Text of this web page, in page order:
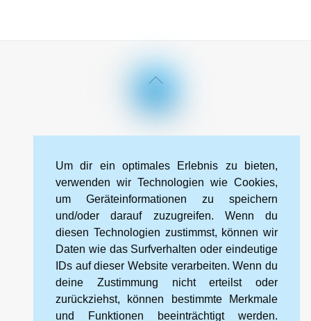
Back
Top
Cookie-Richtlinie (EU)
Kneipp-Bund Landesverband Sachsen e. V.
Wehlener Straße 46
01067 Dresden
Tel.: 0351 328 99 88 2
Mobil: 0172 566 94 16
Um dir ein optimales Erlebnis zu bieten,
verwenden wir Technologien wie Cookies,
um Geräteinformationen zu speichern
und/oder darauf zuzugreifen. Wenn du
diesen Technologien zustimmst, können wir
Daten wie das Surfverhalten oder eindeutige
IDs auf dieser Website verarbeiten. Wenn du
deine Zustimmung nicht erteilst oder
zurückziehst, können bestimmte Merkmale
und Funktionen beeinträchtigt werden.